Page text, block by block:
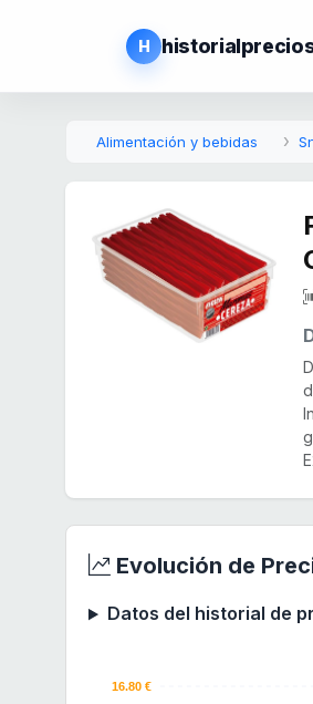
H
Alimentación y bebidas
Evolución de
Datos del historial de
16.80 €